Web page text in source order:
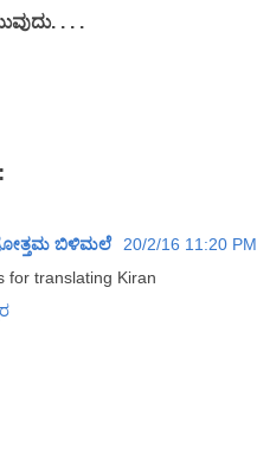
. . .
ಬಿಳಿಮಲೆ
20/2/16 11:20 PM
for translating Kiran